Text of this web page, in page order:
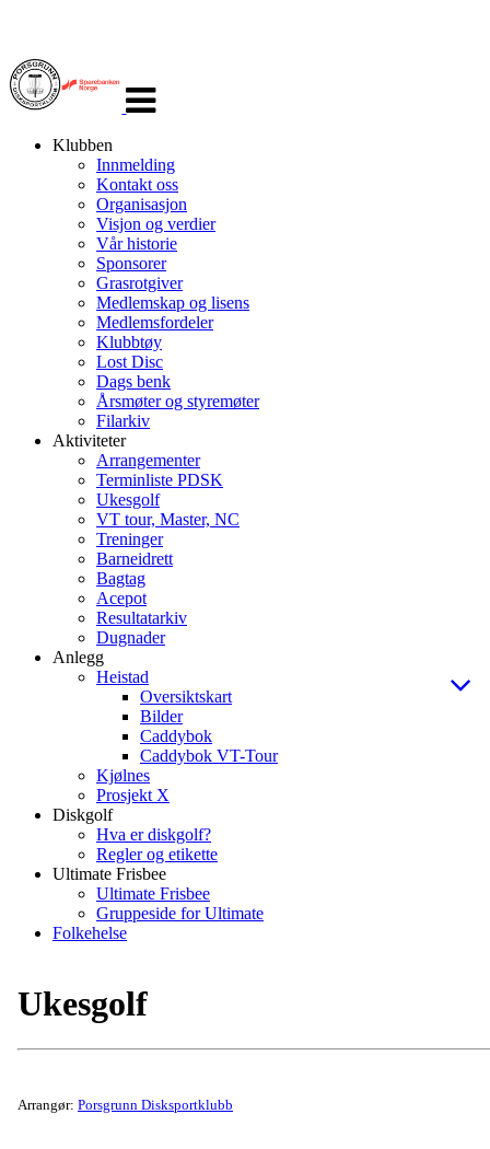
navigasjon
Klubben
Innmelding
Kontakt oss
Organisasjon
Visjon og verdier
Vår historie
Sponsorer
Grasrotgiver
Medlemskap og lisens
Medlemsfordeler
Klubbtøy
Lost Disc
Dags benk
Årsmøter og styremøter
Filarkiv
Aktiviteter
Arrangementer
Terminliste PDSK
Ukesgolf
VT tour, Master, NC
Treninger
Barneidrett
Bagtag
Acepot
Resultatarkiv
Dugnader
Anlegg
Heistad
Oversiktskart
Bilder
Caddybok
Caddybok VT-Tour
Kjølnes
Prosjekt X
Diskgolf
Hva er diskgolf?
Regler og etikette
Ultimate Frisbee
Ultimate Frisbee
Gruppeside for Ultimate
Folkehelse
Ukesgolf
Arrangør: Porsgrunn Disksportklubb